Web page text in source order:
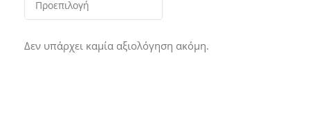
Δεν υπάρχει καμία αξιολόγηση ακόμη.